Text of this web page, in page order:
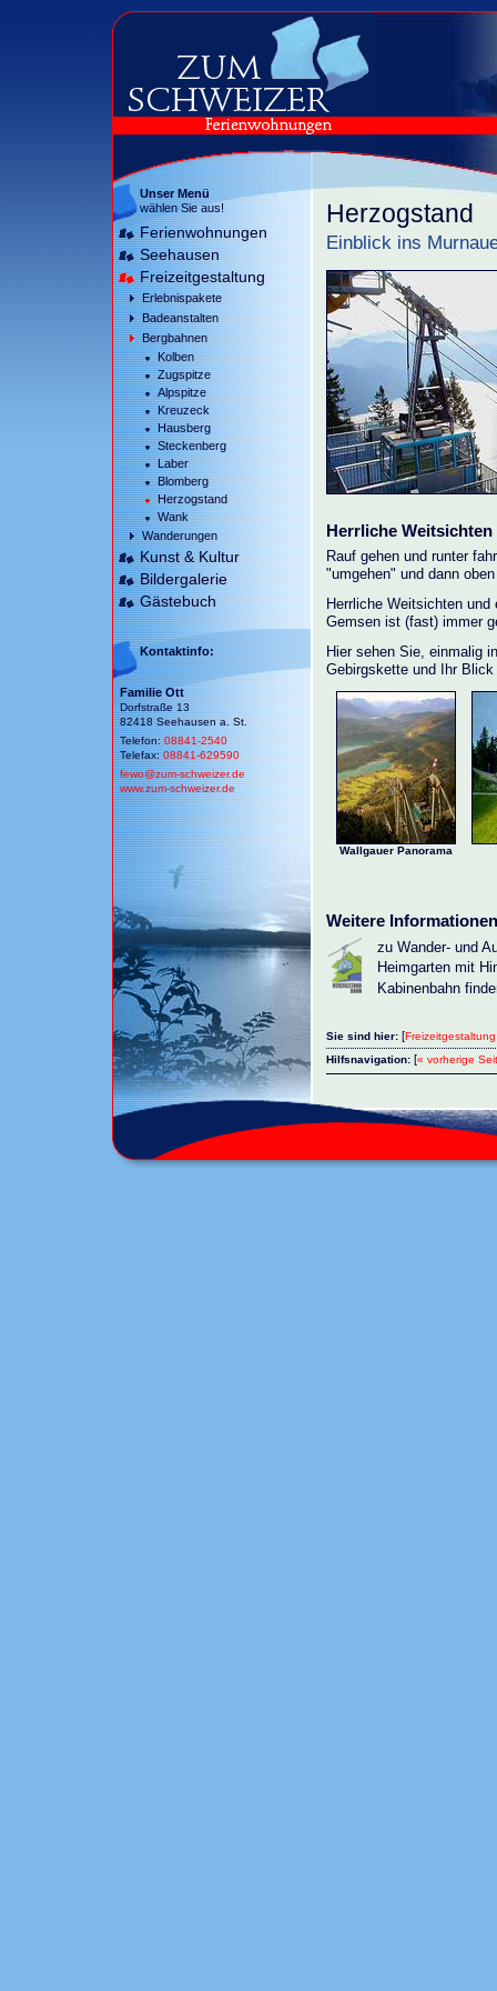
Unser Menü
wählen Sie aus!
Ferienwohnungen
Seehausen
Freizeitgestaltung
Erlebnispakete
Badeanstalten
Bergbahnen
Kolben
Zugspitze
Alpspitze
Kreuzeck
Hausberg
Steckenberg
Laber
Blomberg
Herzogstand
Wank
Wanderungen
Kunst & Kultur
Bildergalerie
Gästebuch
Kontaktinfo:
Familie Ott
Dorfstraße 13
82418 Seehausen a. St.
Telefon:08841-2540
Telefax:08841-629590
fewo@zum-schweizer.de
www.zum-schweizer.de
Herzogstand
Einblick ins
Herrliche Weitsichten
Rauf gehen und runter
"umgehen" und dann
Herrliche Weitsichten
Gemsen ist (fast) immer
Hier sehen Sie, einmalig
Gebirgskette und Ihr
Wallgauer Panorama
Weitere
zu Wander- und
Heimgarten mit
Kabinenbahn
Sie sind hier: [Freizeitgestaltung
Hilfsnavigation: [« vorherige